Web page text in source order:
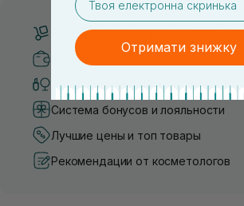
Бесплатная доставка от 3000 UAH
Безопасные способы оплаты
Только оригинальная косметика
Система бонусов и лояльности
Лучшие цены и топ товары
Рекомендации от косметологов
Отримати знижку